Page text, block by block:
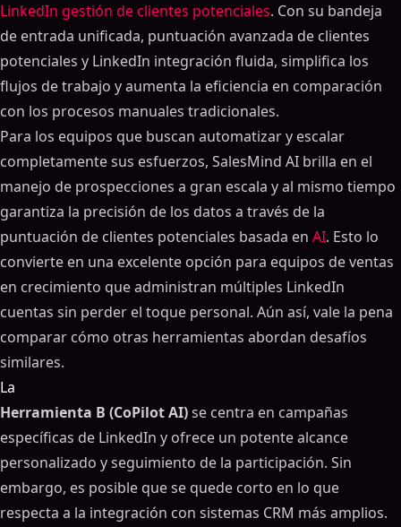
LinkedIn gestión de clientes potenciales. Con su bandeja
de entrada unificada, puntuación avanzada de clientes
potenciales y LinkedIn integración fluida, simplifica los
flujos de trabajo y aumenta la eficiencia en comparación
con los procesos manuales tradicionales.
Para los equipos que buscan automatizar y escalar
completamente sus esfuerzos, SalesMind AI brilla en el
manejo de prospecciones a gran escala y al mismo tiempo
garantiza la precisión de los datos a través de la
puntuación de clientes potenciales basada en AI. Esto lo
convierte en una excelente opción para equipos de ventas
en crecimiento que administran múltiples LinkedIn
cuentas sin perder el toque personal. Aún así, vale la pena
comparar cómo otras herramientas abordan desafíos
similares.
La
Herramienta B (CoPilot AI)se centra en campañas
específicas de LinkedIn y ofrece un potente alcance
personalizado y seguimiento de la participación. Sin
embargo, es posible que se quede corto en lo que
respecta a la integración con sistemas CRM más amplios.